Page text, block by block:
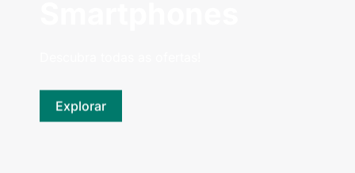
Explorar